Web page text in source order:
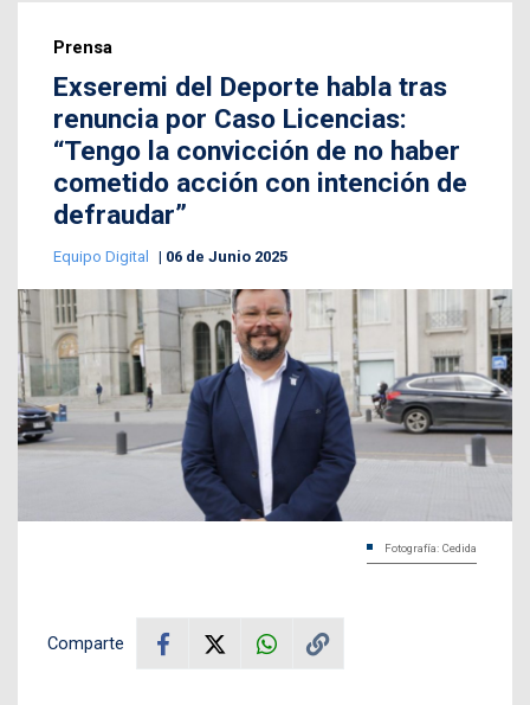
Prensa
Exseremi del Deporte habla tras
renuncia por Caso Licencias:
“Tengo la convicción de no haber
cometido acción con intención de
defraudar”
Equipo Digital 06 de Junio 2025
Fotografía: Cedida
Comparte